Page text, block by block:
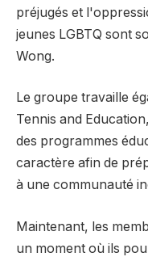
préjugés et
jeunes LGBTQ sont
Wong.
Le groupe travaille
Tennis and
des programmes
caractère afin de
à une communauté
Maintenant, les
un moment où ils